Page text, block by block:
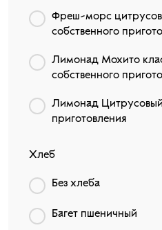
Фреш-морс
собственного
Лимонад Мохито
собственного
Лимонад Цитрусовый
приготовления
Хлеб
Без хлеба
Багет пшеничный